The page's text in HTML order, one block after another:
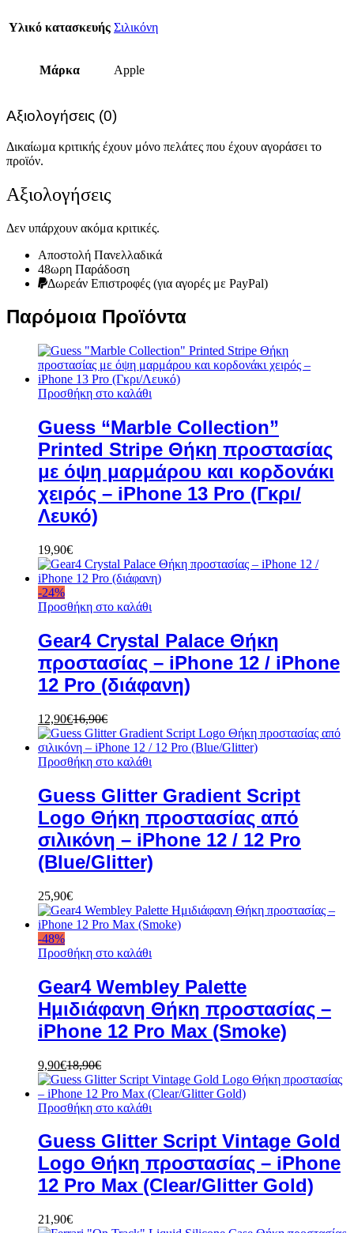
Υλικό κατασκευής Σιλικόνη
Μάρκα Apple
Αξιολογήσεις (0)
Δικαίωμα κριτικής έχουν μόνο πελάτες που έχουν αγοράσει το
προϊόν.
Αξιολογήσεις
Δεν υπάρχουν ακόμα κριτικές.
Αποστολή Πανελλαδικά
48ωρη Παράδοση
Δωρεάν Eπιστροφές (για αγορές με PayPal)
Παρόμοια Προϊόντα
Προσθήκη στο καλάθι
Guess “Marble Collection”
Printed Stripe Θήκη προστασίας
με όψη μαρμάρου και κορδονάκι
χειρός – iPhone 13 Pro (Γκρι/
Λευκό)
19,90€
-24%
Προσθήκη στο καλάθι
Gear4 Crystal Palace Θήκη
προστασίας – iPhone 12 / iPhone
12 Pro (διάφανη)
12,90€16,90€
Προσθήκη στο καλάθι
Guess Glitter Gradient Script
Logo Θήκη προστασίας από
σιλικόνη – iPhone 12 / 12 Pro
(Blue/Glitter)
25,90€
-48%
Προσθήκη στο καλάθι
Gear4 Wembley Palette
Ημιδιάφανη Θήκη προστασίας –
iPhone 12 Pro Max (Smoke)
9,90€18,90€
Προσθήκη στο καλάθι
Guess Glitter Script Vintage Gold
Logo Θήκη προστασίας – iPhone
12 Pro Max (Clear/Glitter Gold)
21,90€